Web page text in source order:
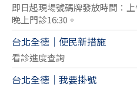
即日起現場號碼牌發放時間：
晚上門診16:30。
台北全德｜便民新措施
看診進度查詢
台北全德｜我要掛號